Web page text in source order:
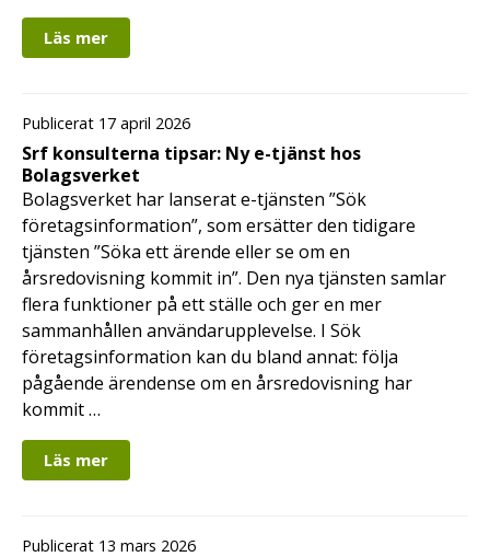
Läs mer
Publicerat 17 april 2026
Srf konsulterna tipsar: Ny e-tjänst hos
Bolagsverket
Bolagsverket har lanserat e-tjänsten ”Sök
företagsinformation”, som ersätter den tidigare
tjänsten ”Söka ett ärende eller se om en
årsredovisning kommit in”. Den nya tjänsten samlar
flera funktioner på ett ställe och ger en mer
sammanhållen användarupplevelse. I Sök
företagsinformation kan du bland annat: följa
pågående ärendense om en årsredovisning har
kommit …
Läs mer
Publicerat 13 mars 2026